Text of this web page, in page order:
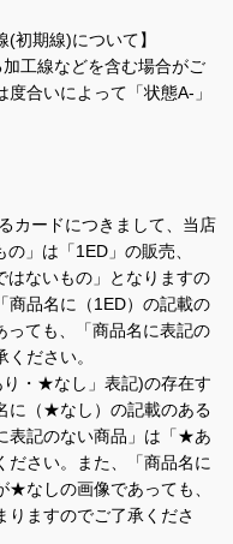
(初期線)について】
工線などを含む場合がご
合いによって「状態A-」
カードにつきまして、当店
」は「1ED」の販売、
はないもの」となりますの
商品名に（1ED）の記載の
っても、「商品名に表記の
ださい。
・★なし」表記)の存在す
に（★なし）の記載のある
表記のない商品」は「★あ
ださい。また、「商品名に
★なしの画像であっても、
りますのでご了承くださ